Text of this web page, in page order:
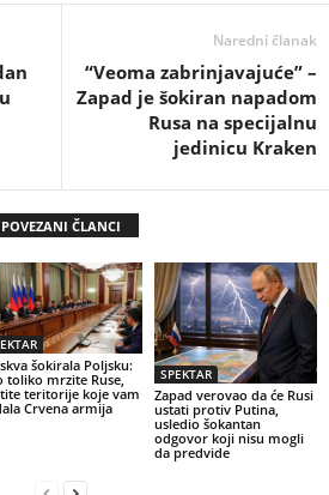
Naredni članak
“Veoma zabrinjavajuće” –
Zapad je šokiran napadom
Rusa na specijalnu
jedinicu Kraken
POVEZANI ČLANCI
šokirala Poljsku:
toliko mrzite Ruse,
teritorije koje vam
Crvena armija
SPEKTAR
Zapad verovao da će Rusi
ustati protiv Putina,
usledio šokantan
odgovor koji nisu mogli
da predvide